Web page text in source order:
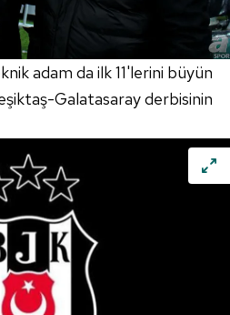
adam da ilk 11'lerini büyün
Galatasaray derbisinin